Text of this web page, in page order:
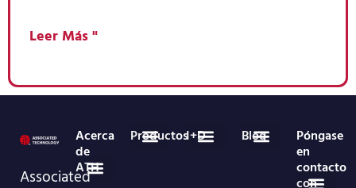
Leer Más "
Associated
Acerca
de
ATH
ProductosI+D Blog
Póngase
en
contacto
con